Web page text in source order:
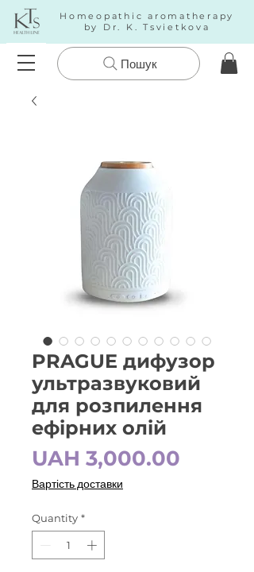
Homeopathic aromatherapy
by Dr. K. Tsvietkova
Пошук
PRAGUE дифузор
ультразвуковий
для розпилення
ефірних олій
UAH 3,000.00
Вартість доставки
Quantity *